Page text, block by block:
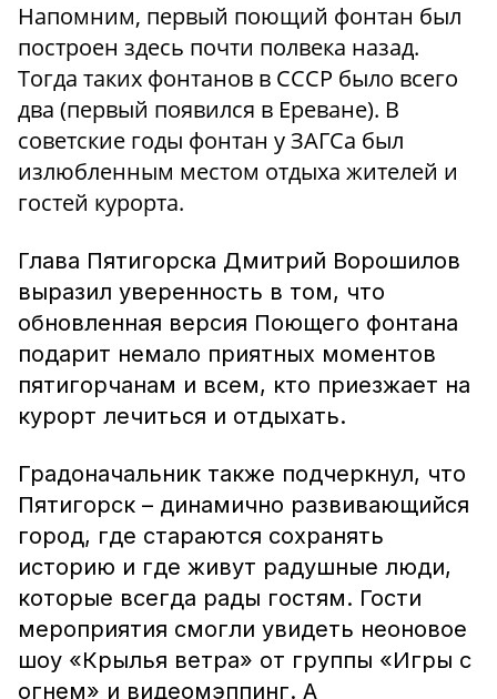
Напомним, первый поющий фонтан был
построен здесь почти полвека назад.
Тогда таких фонтанов в СССР было всего
два (первый появился в Ереване). В
советские годы фонтан у ЗАГСа был
излюбленным местом отдыха жителей и
гостей курорта.
Глава Пятигорска Дмитрий Ворошилов
выразил уверенность в том, что
обновленная версия Поющего фонтана
подарит немало приятных моментов
пятигорчанам и всем, кто приезжает на
курорт лечиться и отдыхать.
Градоначальник также подчеркнул, что
Пятигорск – динамично развивающийся
город, где стараются сохранять
историю и где живут радушные люди,
которые всегда рады гостям. Гости
мероприятия смогли увидеть неоновое
шоу «Крылья ветра» от группы «Игры с
огнем» и видеомэппинг. А